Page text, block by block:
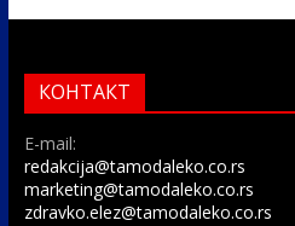
КОНТАКТ
E-mail:
redakcija@tamodaleko.co.rs
marketing@tamodaleko.co.rs
zdravko.elez@tamodaleko.co.rs